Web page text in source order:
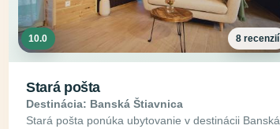
10.0 8 recenzií
Stará pošta
Destinácia: Banská Štiavnica
Stará pošta ponúka ubytovanie v destinácii Banská